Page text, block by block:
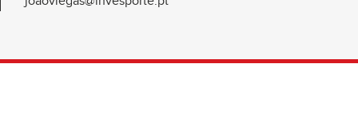
joaoviegas@invesporte.pt